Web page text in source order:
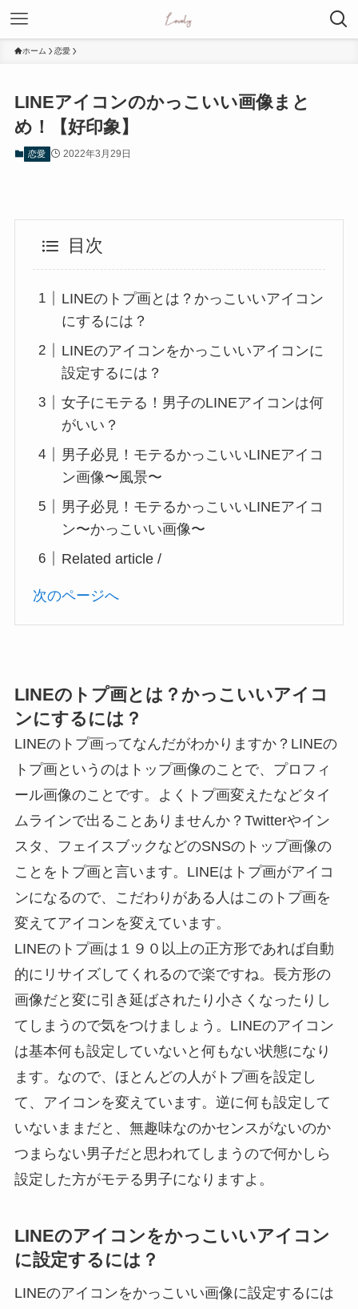
ホーム 恋愛
LINEアイコンのかっこいい画像まと
め！【好印象】
恋愛 2022年3月29日
目次
LINEのトプ画とは？かっこいいアイコン
にするには？
LINEのアイコンをかっこいいアイコンに
設定するには？
女子にモテる！男子のLINEアイコンは何
がいい？
男子必見！モテるかっこいいLINEアイコ
ン画像〜風景〜
男子必見！モテるかっこいいLINEアイコ
ン〜かっこいい画像〜
Related article /
次のページへ
LINEのトプ画とは？かっこいいアイコ
ンにするには？
LINEのトプ画ってなんだがわかりますか？LINEの
トプ画というのはトップ画像のことで、プロフィ
ール画像のことです。よくトプ画変えたなどタイ
ムラインで出ることありませんか？Twitterやイン
スタ、フェイスブックなどのSNSのトップ画像の
ことをトプ画と言います。LINEはトプ画がアイコ
ンになるので、こだわりがある人はこのトプ画を
変えてアイコンを変えています。
LINEのトプ画は１９０以上の正方形であれば自動
的にリサイズしてくれるので楽ですね。長方形の
画像だと変に引き延ばされたり小さくなったりし
てしまうので気をつけましょう。LINEのアイコン
は基本何も設定していないと何もない状態になり
ます。なので、ほとんどの人がトプ画を設定し
て、アイコンを変えています。逆に何も設定して
いないままだと、無趣味なのかセンスがないのか
つまらない男子だと思われてしまうので何かしら
設定した方がモテる男子になりますよ。
LINEのアイコンをかっこいいアイコン
に設定するには？
LINEのアイコンをかっこいい画像に設定するには